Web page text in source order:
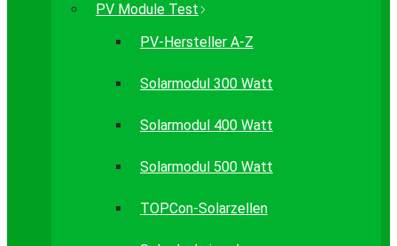
PV Module Test
PV-Hersteller A-Z
Solarmodul 300 Watt
Solarmodul 400 Watt
Solarmodul 500 Watt
TOPCon-Solarzellen